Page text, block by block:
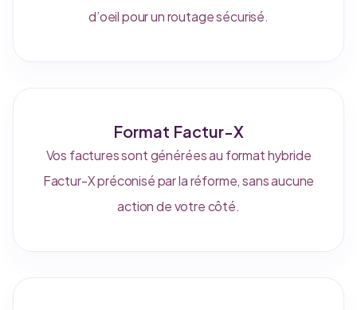
d’oeil pour un routage sécurisé.
Format Factur-X
Vos factures sont générées au format hybride
Factur-X préconisé par la réforme, sans aucune
action de votre côté.